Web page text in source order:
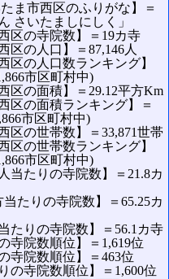
たま市西区のふりがな】＝
さいたましにしく」
区の寺院数】＝19カ寺
区の人口】＝87,146人
区の人口数ランキング】
市区町村中)
区の面積】＝29.12平方Km
区の面積ランキング】＝
市区町村中)
区の世帯数】＝33,871世帯
区の世帯数ランキング】
市区町村中)
当たりの寺院数】＝21.8カ
当たりの寺院数】＝65.25カ
たりの寺院数】＝56.1カ寺
寺院数順位】＝1,619位
寺院数順位】＝463位
の寺院数順位】＝1,600位